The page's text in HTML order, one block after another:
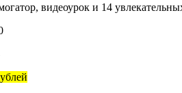
видеоурок и 14